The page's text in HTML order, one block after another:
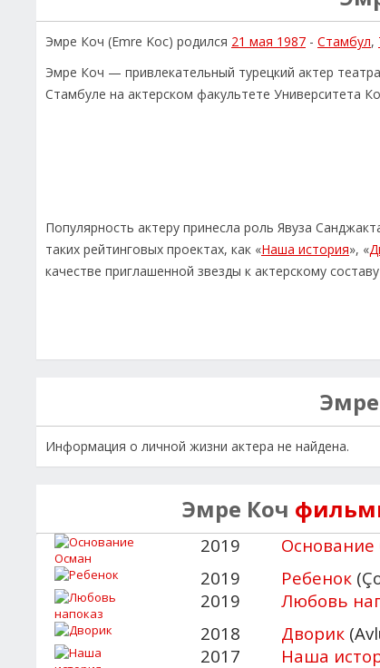
Эмре Коч (Emre Koc) родился 21 мая 1987 - Стамбул,
Эмре Коч — привлекательный турецкий актер
Стамбуле на актерском факультете Университета
Популярность актеру принесла роль Явуза
таких рейтинговых проектах, как «Наша история», «
качестве приглашенной звезды к актерскому
Информация о личной жизни актера не найдена.
Эмре Коч
2019
2019
Ребенок
2019
Любовь
2018
Дворик
2017
Наша